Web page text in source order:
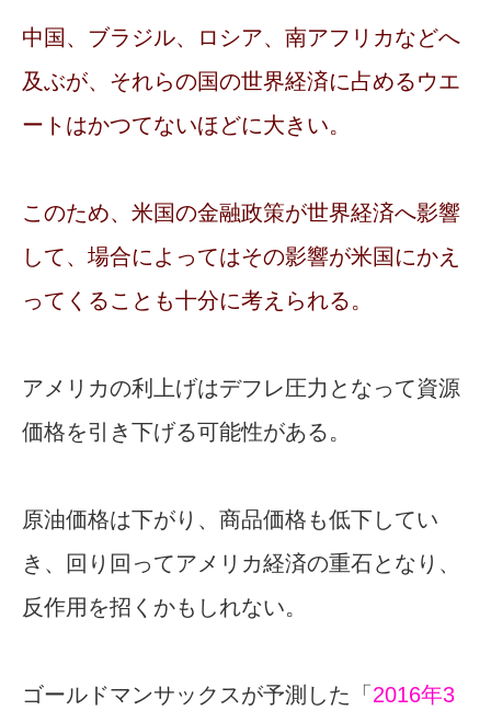
中国、ブラジル、ロシア、南アフリカなどへ
及ぶが、それらの国の世界経済に占めるウエ
ートはかつてないほどに大きい。
このため、米国の金融政策が世界経済へ影響
して、場合によってはその影響が米国にかえ
ってくることも十分に考えられる。
アメリカの利上げはデフレ圧力となって資源
価格を引き下げる可能性がある。
原油価格は下がり、商品価格も低下してい
き、回り回ってアメリカ経済の重石となり、
反作用を招くかもしれない。
ゴールドマンサックスが予測した「 2016年3